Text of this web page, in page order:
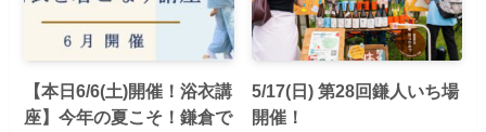
【本日6/6(土)開催！浴衣講
座】今年の夏こそ！鎌倉で
5/17(日) 第28回鎌人いち場
開催！